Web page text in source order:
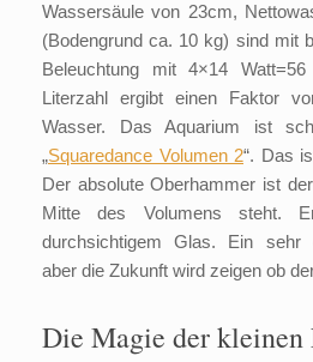
Wassersäule von 23cm,
(Bodengrund ca. 10 kg) sind mit
Beleuchtung mit 4×14
Literzahl ergibt einen Faktor
Wasser. Das Aquarium ist
„Squaredance Volumen 2“. Das
Der absolute Oberhammer ist
Mitte des Volumens steht.
durchsichtigem Glas. Ein sehr
aber die Zukunft wird zeigen ob
Die Magie der kleinen